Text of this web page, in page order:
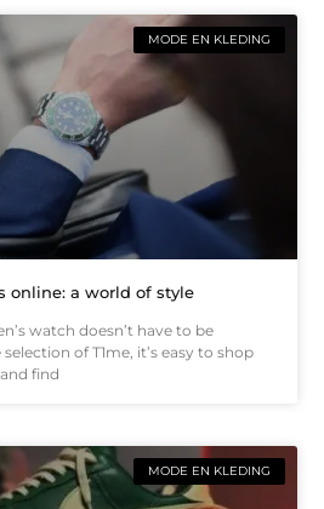
MODE EN KLEDING
online: a world of style
watch doesn’t have to be
of T1me, it’s easy to shop
find
MODE EN KLEDING